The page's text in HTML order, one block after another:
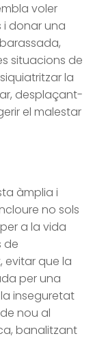
voler
donar una
situacions de
la
desplaçant-
el malestar
àmplia i
no sols
a la vida
de
evitar que la
per una
inseguretat
nou al
banalitzant